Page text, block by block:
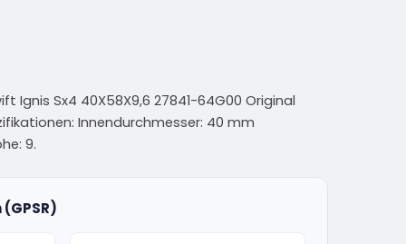
Ignis Sx4 40X58X9,6 27841-64G00 Original
Innendurchmesser: 40 mm
9.